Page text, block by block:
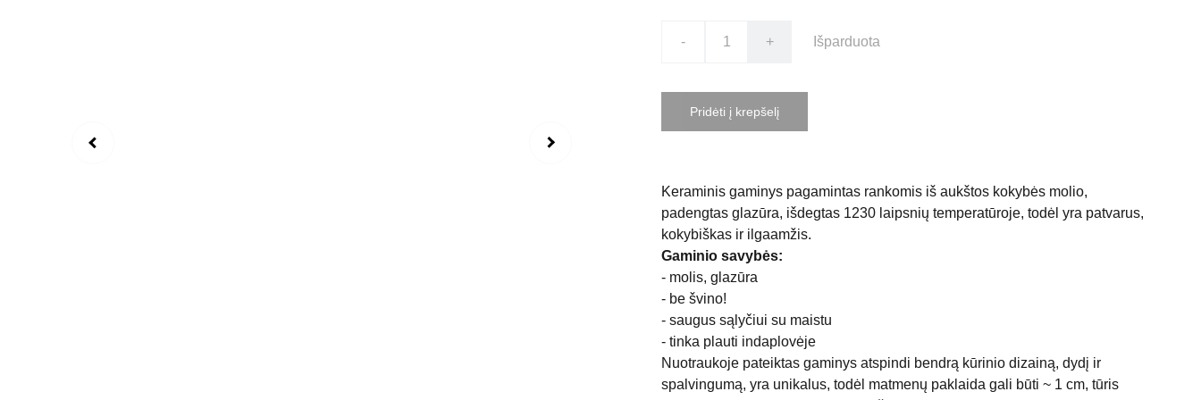
- + Išparduota
Pridėti į krepšelį
Keraminis gaminys pagamintas rankomis iš aukštos kokybės molio,
padengtas glazūra, išdegtas 1230 laipsnių temperatūroje, todėl yra patvarus,
kokybiškas ir ilgaamžis.
Gaminio savybės:
- molis, glazūra
- be švino!
- saugus sąlyčiui su maistu
- tinka plauti indaplovėje
Nuotraukoje pateiktas gaminys atspindi bendrą kūrinio dizainą, dydį ir
spalvingumą, yra unikalus, todėl matmenų paklaida gali būti ~ 1 cm, tūris